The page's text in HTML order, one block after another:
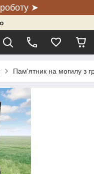
➤
Пам'ятник на могилу з